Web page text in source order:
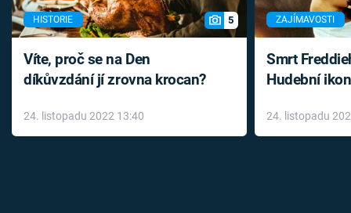
HISTORIE 5
Víte, proč se na Den
díkůvzdání jí zrovna krocan?
24. listopadu 2022 13:40
ZAJÍMAVOSTI
Smrt
Hudební
léky
24. listopadu